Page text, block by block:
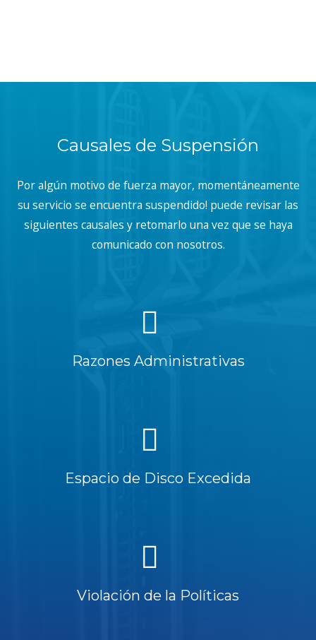
Causales de Suspensión
Por algún motivo de fuerza mayor, momentáneamente
su servicio se encuentra suspendido! puede revisar las
siguientes causales y retomarlo una vez que se haya
comunicado con nosotros.
Razones Administrativas
Espacio de Disco Excedida
Violación de la Políticas